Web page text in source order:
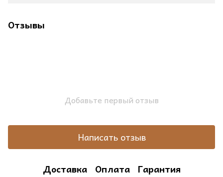
Отзывы
Добавьте первый отзыв
Написать отзыв
Доставка Оплата Гарантия